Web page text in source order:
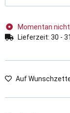
Momentan
Lieferzeit: 30 -
Auf